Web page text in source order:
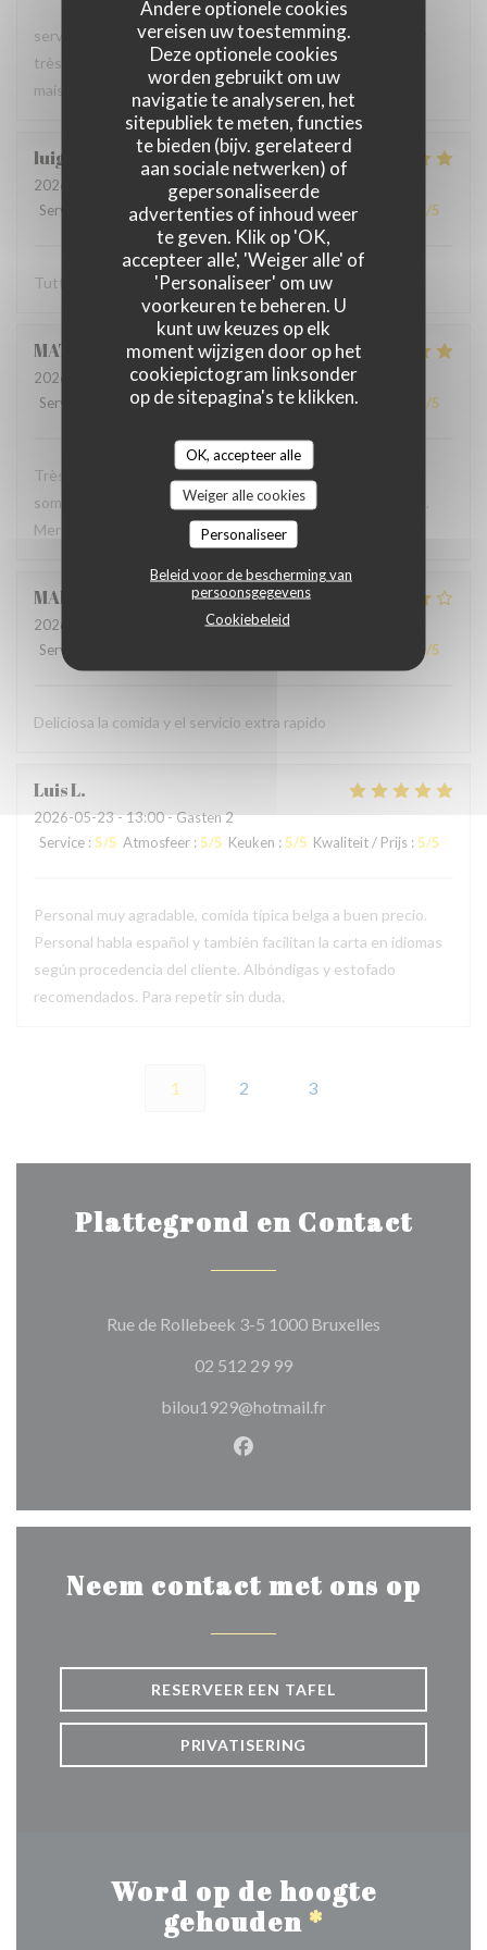
Andere optionele cookies
vereisen uw toestemming.
Deze optionele cookies
worden gebruikt om uw
navigatie te analyseren, het
sitepubliek te meten, functies
te bieden (bijv. gerelateerd
aan sociale netwerken) of
gepersonaliseerde
advertenties of inhoud weer
te geven. Klik op 'OK,
accepteer alle', 'Weiger alle' of
'Personaliseer' om uw
voorkeuren te beheren. U
kunt uw keuzes op elk
moment wijzigen door op het
cookiepictogram linksonder
op de sitepagina's te klikken.
OK, accepteer alle
Weiger alle cookies
Personaliseer
Beleid voor de bescherming van
persoonsgegevens
Cookiebeleid
serveur très agréable, les plats sont bien servis et surtout
très bons. Mention spéciale pour la mousse au chocolat
maison !
luigi
2026-06-07
- 14:30 - Gasten 2
Service
Atmosfeer:5/5 Keuken:5/5 Kwaliteit / Prijs /5
Tutto molto buono. Carbonade buonissima
MATHIEU
2026-06-07
- 19:00 - Gasten 2
Service
Atmosfeer:5/5 Keuken : 5/5 Kwaliteit / Prijs /5
Très bonne soirée dans cet établissement où nous nous
sommes régalés avec des plats authentiques de Bruxelles.
Merci à l'accueil ainsi qu'au service sans fausse note
MARCELA
2026-05-24
- 19:00 - Gasten 2
Service
4/5
Deliciosa la comida y el servicio extra rapido
LuisL
2026-05-23- 13:00 - Gasten 2
Service : 5/5 Atmosfeer : 5/5 Keuken : 5/5 Kwaliteit / Prijs : 5/5
Personal muy agradable, comida típica belga a buen precio.
Personal habla español y también facilitan la carta en idiomas
según procedencia del cliente. Albóndigas y estofado
recomendados. Para repetir sin duda.
1 2 3
Plattegrond en Contact
Rue de Rollebeek 3-5 1000 Bruxelles
02 512 29 99
bilou1929@hotmail.fr
Facebook ((opent in een
Neem contact met ons op
RESERVEER EEN TAFEL
PRIVATISERING
Word op de hoogte
gehouden *